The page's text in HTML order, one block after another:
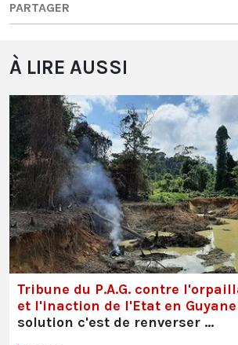
PARTAGER
À LIRE AUSSI
Tribune du P.A.G. contre
et l'inaction de l'Etat en Guyane
solution c'est de renverser …